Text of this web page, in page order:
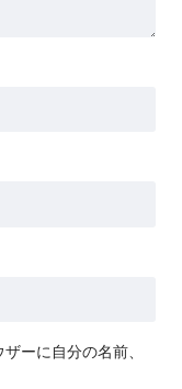
ーに自分の名前、